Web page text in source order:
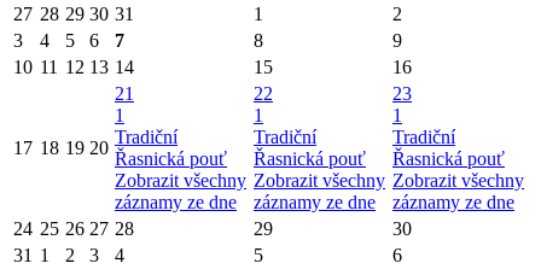
27 28 29 30 31 1
2
3
4 5 6 7 8
9
10 11 12 13 14 15 16
17 18 19 20
21
1
Tradiční
Řasnická pouť
Zobrazit všechny
záznamy ze dne
22
1
Tradiční
Řasnická pouť
Zobrazit všechny
záznamy ze dne
23
1
Tradiční
Řasnická pouť
Zobrazit všechny
záznamy ze dne
24 25 26 27 28 29
30
31 1 2 3 4 5 6